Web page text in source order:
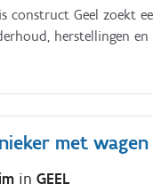
construct Geel zoekt
herstellingen
met wagen
inGEEL